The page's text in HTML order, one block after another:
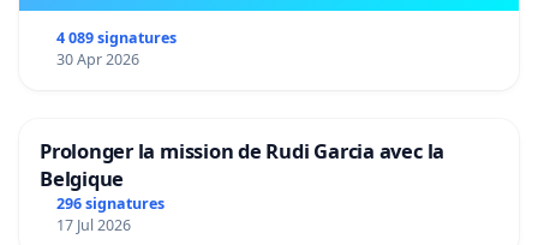
4 089 signatures
30 Apr 2026
Prolonger la mission de Rudi Garcia avec la
Belgique
296 signatures
17 Jul 2026